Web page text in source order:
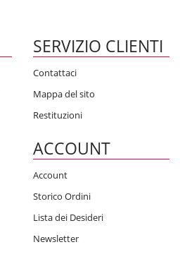
SERVIZIO CLIENTI
Contattaci
Mappa del sito
Restituzioni
ACCOUNT
Account
Storico Ordini
Lista dei Desideri
Newsletter